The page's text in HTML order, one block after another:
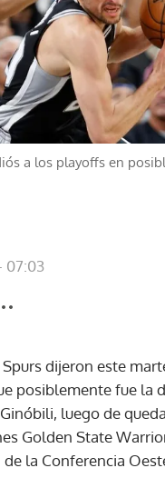
a los playoffs en
07:03
dijeron este
posiblemente fue la
luego de
Golden State
la Conferencia